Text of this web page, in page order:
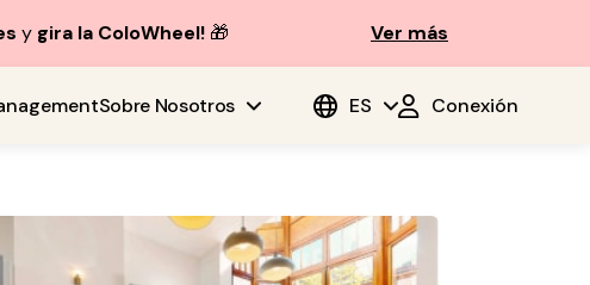
y gira la ColoWheel! 🎁 Ver más
Sobre Nosotros ES Conexión